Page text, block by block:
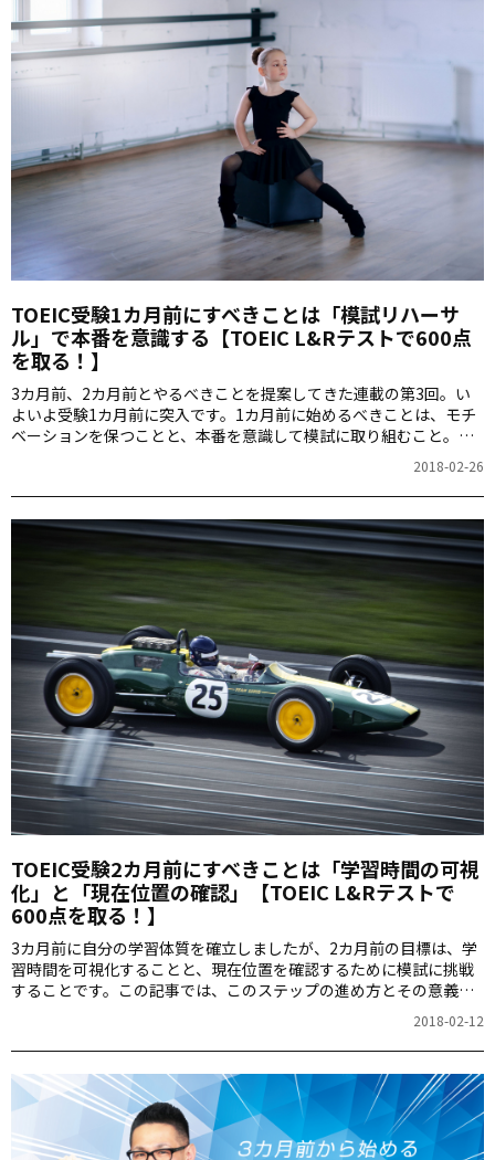
TOEIC受験1カ月前にすべきことは「模試リハーサ
ル」で本番を意識する【TOEIC L&Rテストで600点
を取る！】
3カ月前、2カ月前とやるべきことを提案してきた連載の第3回。い
よいよ受験1カ月前に突入です。1カ月前に始めるべきことは、モチ
ベーションを保つことと、本番を意識して模試に取り組むこと。注
2018-02-26
TOEIC受験2カ月前にすべきことは「学習時間の可視
化」と「現在位置の確認」【TOEIC L&Rテストで
600点を取る！】
3カ月前に自分の学習体質を確立しましたが、2カ月前の目標は、学
習時間を可視化することと、現在位置を確認するために模試に挑戦
することです。この記事では、このステップの進め方とその意義に
2018-02-12